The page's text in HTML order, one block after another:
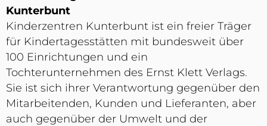
Kunterbunt
Kinderzentren Kunterbunt ist ein freier Träger
für Kindertagesstätten mit bundesweit über
100 Einrichtungen und ein
Tochterunternehmen des Ernst Klett Verlags.
Sie ist sich ihrer Verantwortung gegenüber den
Mitarbeitenden, Kunden und Lieferanten, aber
auch gegenüber der Umwelt und der